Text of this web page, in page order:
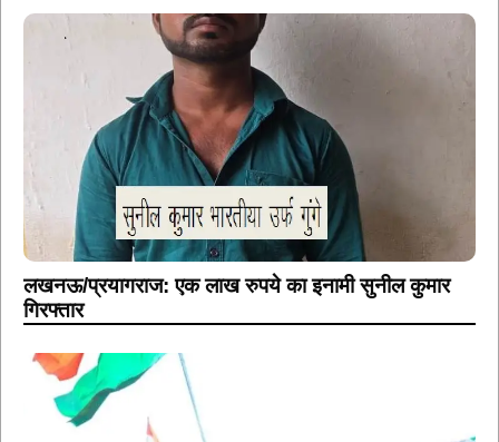
लखनऊ/प्रयागराज: एक लाख रुपये का इनामी सुनील कुमार
गिरफ्तार